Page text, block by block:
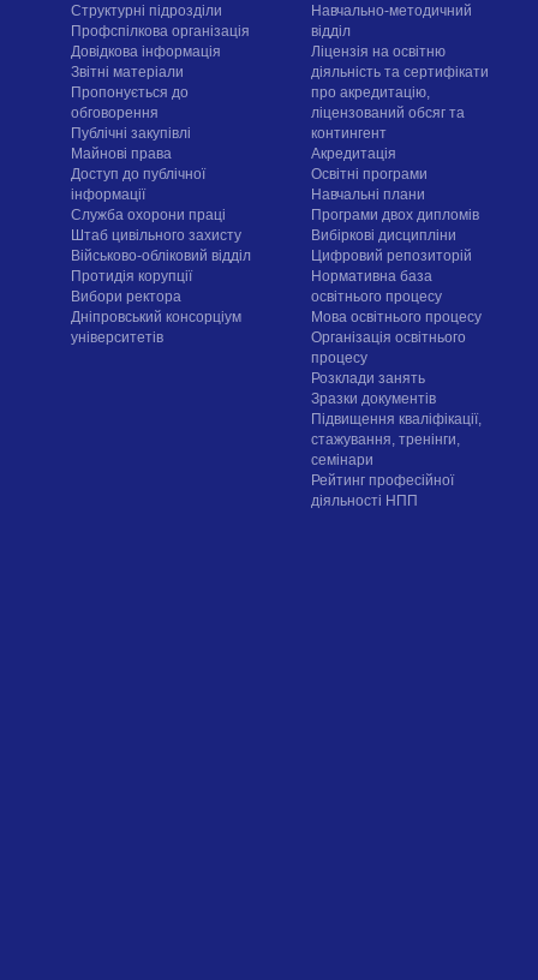
Структурні підрозділи
Профспілкова організація
Довідкова інформація
Звітні матеріали
Пропонується до
обговорення
Публічні закупівлі
Майнові права
Доступ до публічної
інформації
Служба охорони праці
Штаб цивільного захисту
Військово-обліковий відділ
Протидія корупції
Вибори ректора
Дніпровський консорціум
університетів
Навчально-методичний
відділ
Ліцензія на освітню
діяльність та сертифікати
про акредитацію,
ліцензований обсяг та
контингент
Акредитація
Освітні програми
Навчальні плани
Програми двох дипломів
Вибіркові дисципліни
Цифровий репозиторій
Нормативна база
освітнього процесу
Мова освітнього процесу
Організація освітнього
процесу
Розклади занять
Зразки документів
Підвищення кваліфікації,
стажування, тренінги,
семінари
Рейтинг професійної
діяльності НПП